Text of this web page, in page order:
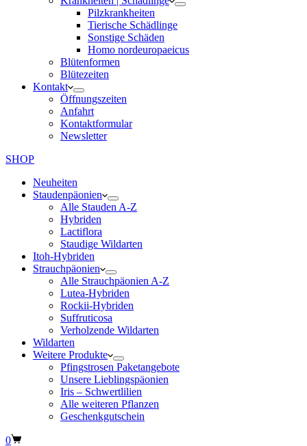
Pilzkrankheiten
Tierische Schädlinge
Sonstige Schäden
Homo nordeuropaeicus
Blütenformen
Blütezeiten
Kontakt
Öffnungszeiten
Anfahrt
Kontaktformular
Newsletter
SHOP
Neuheiten
Staudenpäonien
Alle Stauden A-Z
Hybriden
Lactiflora
Staudige Wildarten
Itoh-Hybriden
Strauchpäonien
Alle Strauchpäonien A-Z
Lutea-Hybriden
Rockii-Hybriden
Suffruticosa
Verholzende Wildarten
Wildarten
Weitere Produkte
Pfingstrosen Paketangebote
Unsere Lieblingspäonien
Iris – Schwertlilien
Alle weiteren Pflanzen
Geschenkgutschein
Warenkorb
0